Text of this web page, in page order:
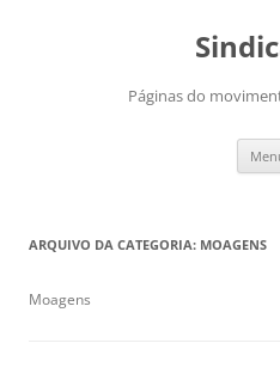
Páginas do
ARQUIVO DA CATEGORIA: MOAGENS
Moagens